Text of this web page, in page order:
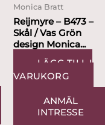
Monica Bratt
Reijmyre – B473 –
Skål / Vas Grön
design Monica...
LÄGG TILL I
VARUKORG
ANMÄL
INTRESSE